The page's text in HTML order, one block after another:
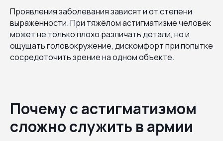
Проявления заболевания зависят и от степени
выраженности. При тяжёлом астигматизме человек
может не только плохо различать детали, но и
ощущать головокружение, дискомфорт при попытке
сосредоточить зрение на одном объекте.
Почему с астигматизмом
сложно служить в армии